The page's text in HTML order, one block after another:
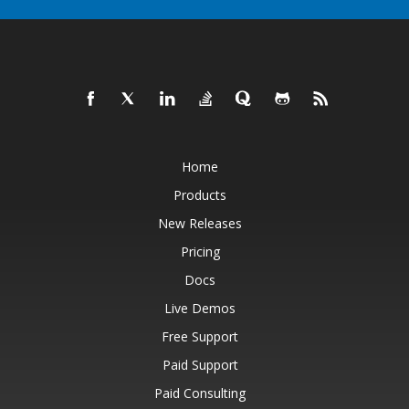
Home
Products
New Releases
Pricing
Docs
Live Demos
Free Support
Paid Support
Paid Consulting